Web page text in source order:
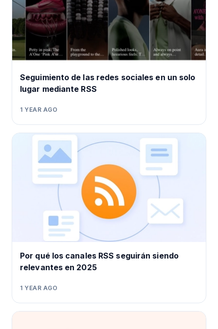
Seguimiento de las redes sociales en un solo
lugar mediante RSS
1 YEAR AGO
Por qué los canales RSS seguirán siendo
relevantes en 2025
1 YEAR AGO